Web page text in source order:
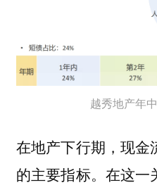
越秀地产年
在地产下行期，现金
的主要指标。在这